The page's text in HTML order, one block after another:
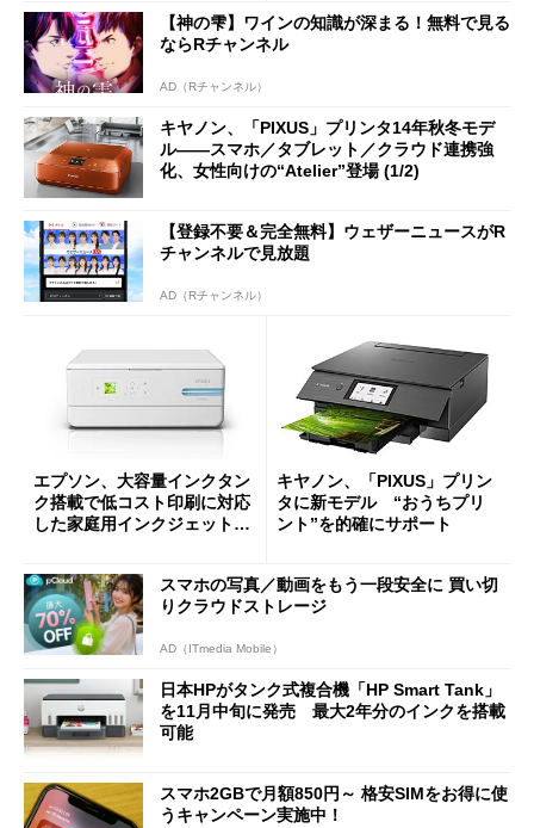
【神の雫】ワインの知識が深まる！無料で見る
ならRチャンネル
AD（Rチャンネル）
キヤノン、「PIXUS」プリンタ14年秋冬モデ
ル――スマホ／タブレット／クラウド連携強
化、女性向けの“Atelier”登場 (1/2)
【登録不要＆完全無料】ウェザーニュースがR
チャンネルで見放題
AD（Rチャンネル）
エプソン、大容量インクタン
ク搭載で低コスト印刷に対応
した家庭用インクジェットプ
キヤノン、「PIXUS」プリン
タに新モデル “おうちプリ
ント”を的確にサポート
スマホの写真／動画をもう一段安全に 買い切
りクラウドストレージ
AD（ITmedia Mobile）
日本HPがタンク式複合機「HP Smart Tank」
を11月中旬に発売 最大2年分のインクを搭載
可能
スマホ2GBで月額850円～ 格安SIMをお得に使
うキャンペーン実施中！